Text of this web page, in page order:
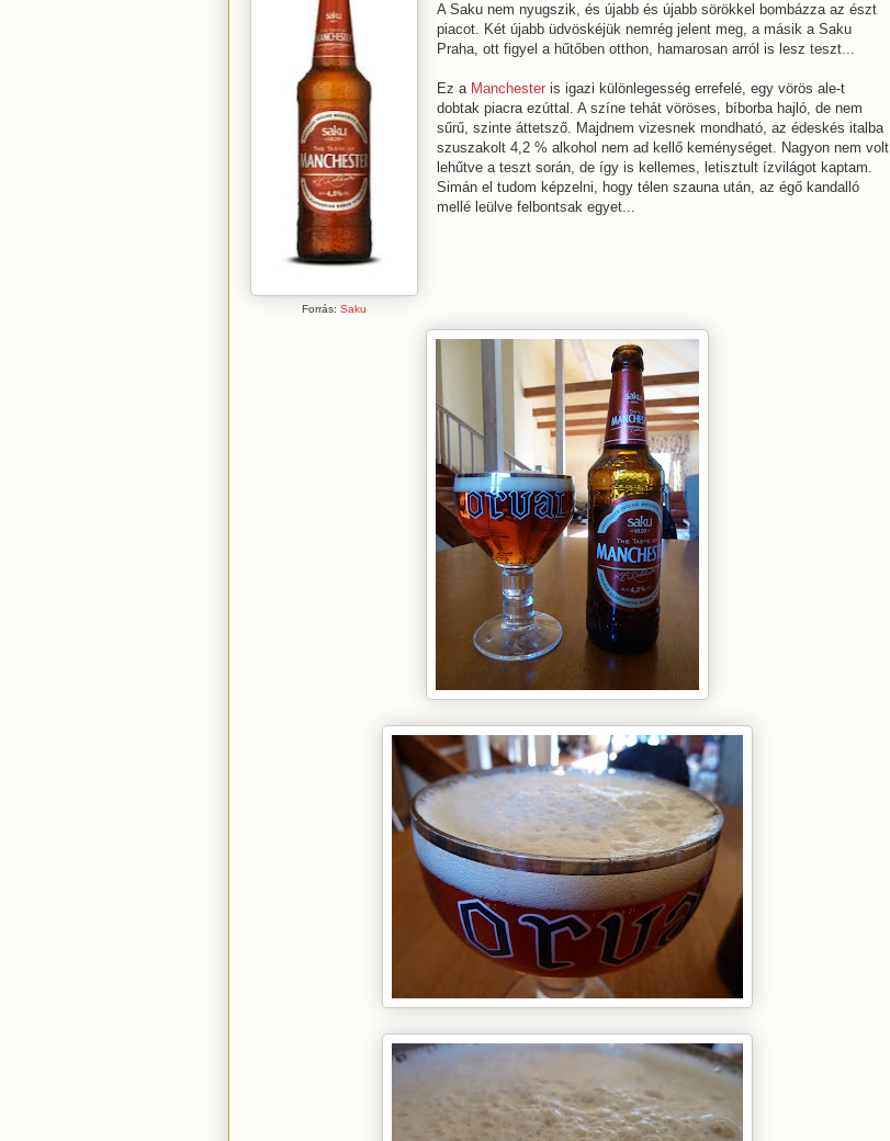
Forrás: Saku
A Saku nem nyugszik, és újabb és újabb sörökkel bombázza az észt
piacot. Két újabb üdvöskéjük nemrég jelent meg, a másik a Saku
Praha, ott figyel a hűtőben otthon, hamarosan arról is lesz teszt...
Ez a Manchester is igazi különlegesség errefelé, egy vörös ale-t
dobtak piacra ezúttal. A színe tehát vöröses, bíborba hajló, de nem
sűrű, szinte áttetsző. Majdnem vizesnek mondható, az édeskés italba
szuszakolt 4,2 % alkohol nem ad kellő keménységet. Nagyon nem volt
lehűtve a teszt során, de így is kellemes, letisztult ízvilágot kaptam.
Simán el tudom képzelni, hogy télen szauna után, az égő kandalló
mellé leülve felbontsak egyet...